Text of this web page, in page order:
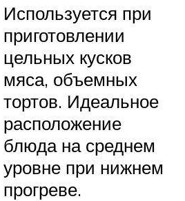
Используется при
приготовлении
цельных кусков
мяса, объемных
тортов. Идеальное
расположение
блюда на среднем
уровне при нижнем
прогреве.